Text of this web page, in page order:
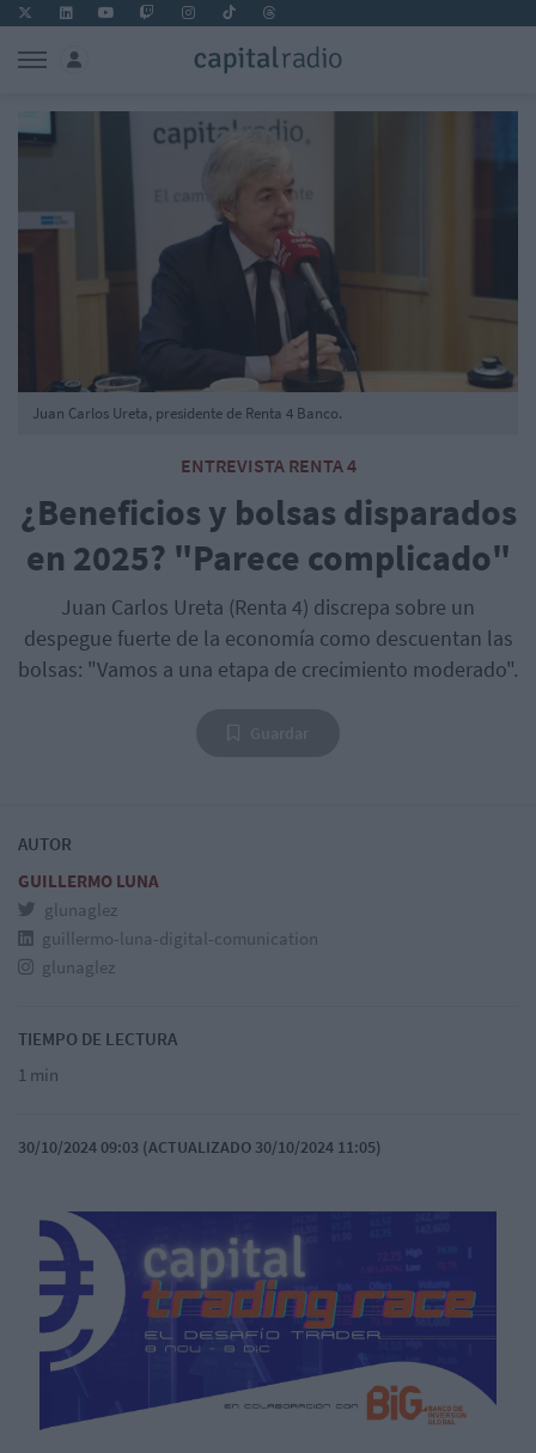
ENTREVISTA RENTA 4
¿Beneficios y bolsas disparados
en 2025? "Parece complicado"
Juan Carlos Ureta (Renta 4) discrepa sobre un
despegue fuerte de la economía como descuentan las
bolsas: "Vamos a una etapa de crecimiento moderado".
Juan Carlos Ureta, presidente de Renta 4 Banco.
AUTOR
GUILLERMO LUNA
glunaglez
guillermo-luna-digital-comunication
glunaglez
TIEMPO DE LECTURA
1 min
30/10/2024 09:03 (ACTUALIZADO 30/10/2024 11:05)